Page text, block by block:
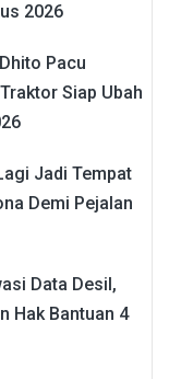
2026
Pacu
Siap Ubah
Jadi Tempat
Demi Pejalan
Data Desil,
Hak Bantuan 4